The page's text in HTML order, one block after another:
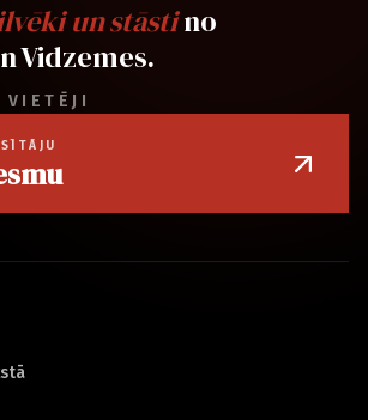
un stāstino
Vidzemes.
VIETĒJI